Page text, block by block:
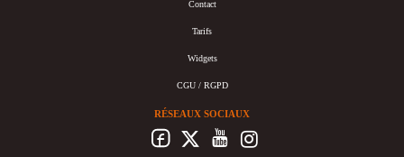
Contact
Tarifs
Widgets
CGU / RGPD
RÉSEAUX SOCIAUX